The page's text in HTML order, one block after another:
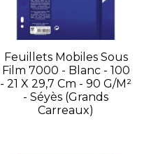
Feuillets Mobiles Sous
Film 7000 - Blanc - 100
- 21 X 29,7 Cm - 90 G/m²
- Séyès (grands
Carreaux)